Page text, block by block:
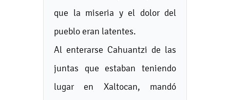
que la miseria y el dolor del
pueblo eran latentes.
Al enterarse Cahuantzi de las
juntas que estaban teniendo
lugar en Xaltocan, mandó